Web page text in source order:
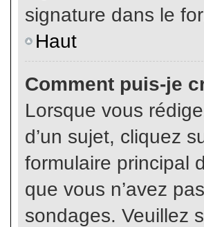
signature dans le
Haut
Comment puis-je
Lorsque vous
d’un sujet, cliquez
formulaire principal
que vous n’avez
sondages. Veuillez